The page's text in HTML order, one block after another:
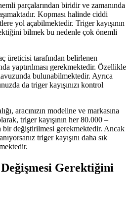
parçalarından biridir ve zamanında
Kopması halinde ciddi
yol açabilmektedir. Triger kayışının
bilmek bu nedenle çok önemli
üreticisi tarafından belirlenen
yaptırılması gerekmektedir. Özellikle
bulunabilmektedir. Ayrıca
da triger kayışınızı kontrol
aracınızın modeline ve markasına
triger kayışının her 80.000 –
bir değiştirilmesi gerekmektedir. Ancak
triger kayışını daha sık
Değişmesi Gerektiğini